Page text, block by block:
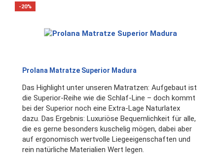
-20%
Prolana Matratze Superior Madura
Das Highlight unter unseren Matratzen: Aufgebaut ist
die Superior-Reihe wie die Schlaf-Line – doch kommt
bei der Superior noch eine Extra-Lage Naturlatex
dazu. Das Ergebnis: Luxuriöse Bequemlichkeit für alle,
die es gerne besonders kuschelig mögen, dabei aber
auf ergonomisch wertvolle Liegeeigenschaften und
rein natürliche Materialien Wert legen.